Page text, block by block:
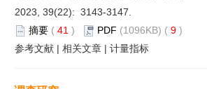
2023, 39(22): 3143-3147.
摘要 ( 41 ) PDF (1096KB) ( 9 )
参考文献 | 相关文章 | 计量指标